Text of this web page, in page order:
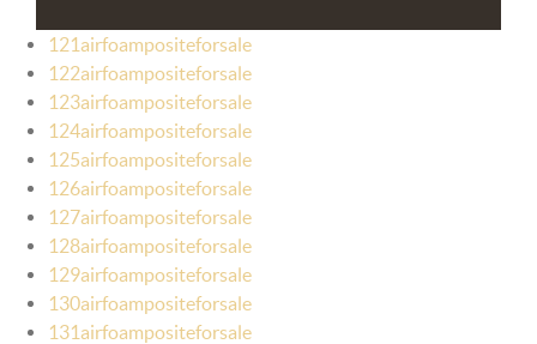
121airfoampositeforsale
122airfoampositeforsale
123airfoampositeforsale
124airfoampositeforsale
125airfoampositeforsale
126airfoampositeforsale
127airfoampositeforsale
128airfoampositeforsale
129airfoampositeforsale
130airfoampositeforsale
131airfoampositeforsale